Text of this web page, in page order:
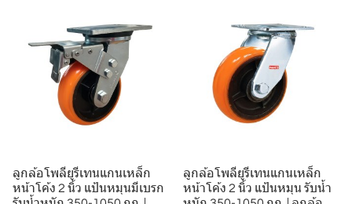
ลูกล้อโพลียูรีเทนแกนเหล็ก
หน้าโค้ง 2 นิ้ว แป้นหมุนมีเบรก
ลูกล้อโพลียูรีเทนแกนเหล็ก
หน้าโค้ง 2 นิ้ว แป้นหมุน รับน้ำ